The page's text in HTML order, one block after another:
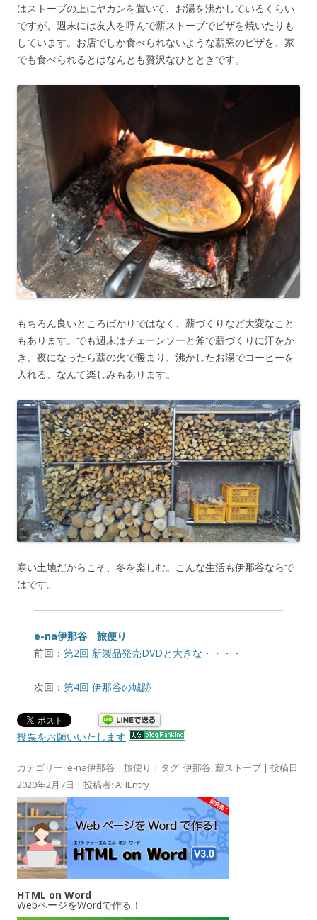
はストーブの上にヤカンを置いて、お湯を沸かしているくらい
ですが、週末には友人を呼んで薪ストーブでピザを焼いたりも
しています。お店でしか食べられないような薪窯のピザを、家
でも食べられるとはなんとも贅沢なひとときです。
もちろん良いところばかりではなく、薪づくりなど大変なこと
もあります。でも週末はチェーンソーと斧で薪づくりに汗をか
き、夜になったら薪の火で暖まり、沸かしたお湯でコーヒーを
入れる、なんて楽しみもあります。
寒い土地だからこそ、冬を楽しむ。こんな生活も伊那谷ならで
はです。
e-na伊那谷 旅便り
前回： 第2回 新製品発売DVDと大きな・・・・
次回： 第4回 伊那谷の城跡
投票をお願いいたします
カテゴリー: e-na伊那谷 旅便り | タグ: 伊那谷 薪ストーブ | 投稿日:
2020年2月7日 | 投稿者: AHEntry
HTML on Word
WebページをWordで作る！